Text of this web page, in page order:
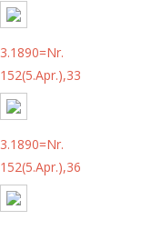
3.1890=Nr.
152(5.Apr.),33
3.1890=Nr.
152(5.Apr.),36